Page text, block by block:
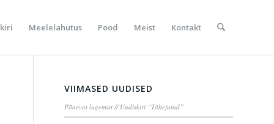
Meelelahutus Pood Meist Kontakt
VIIMASED UUDISED
Põnevat lugemist // Uudiskiri “Tähejutud”